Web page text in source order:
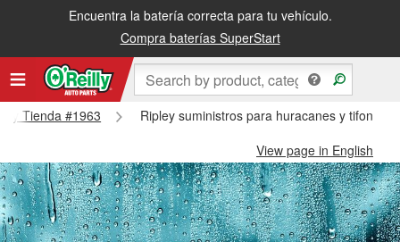
Encuentra la batería correcta para tu vehículo.
Compra baterías SuperStart
Tienda #1963
Ripley suministros para huracanes y tifones
View page in English